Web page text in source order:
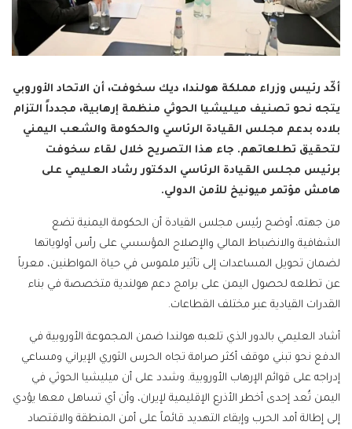
أكّد رئيس وزراء مملكة هولندا، ديك سخوفت، أن الاتحاد الأوروبي
يتجه نحو تصنيف ميليشيا الحوثي منظمة إرهابية، مجدداً التزام
بلاده بدعم مجلس القيادة الرئاسي والحكومة والشعب اليمني
لتحقيق تطلعاتهم. جاء هذا التصريح خلال لقاء سخوفت
برئيس مجلس القيادة الرئاسي الدكتور رشاد العليمي على
هامش مؤتمر ميونيخ للأمن الدولي.
من جهته، أوضح رئيس مجلس القيادة أن الحكومة اليمنية تضع
الشفافية والانضباط المالي والإصلاح المؤسسي على رأس أولوياتها
لضمان تحويل المساعدات إلى تأثير ملموس في حياة المواطنين، معرباً
عن تطلعه لحصول اليمن على برامج دعم هولندية متخصصة في بناء
القدرات القيادية عبر مختلف القطاعات.
أشاد العليمي بالدور الذي تلعبه هولندا ضمن المجموعة الأوروبية في
الدفع نحو تبني موقف أكثر صرامة تجاه الحرس الثوري الإيراني ومساعي
إدراجه على قوائم الإرهاب الأوروبية. وشدد على أن ميليشيا الحوثي في
اليمن تُعد إحدى أخطر الأذرع الإقليمية لإيران، وأن أي تساهل معها يؤدي
إلى إطالة أمد الحرب وإبقاء التهديد قائماً على أمن المنطقة والاقتصاد